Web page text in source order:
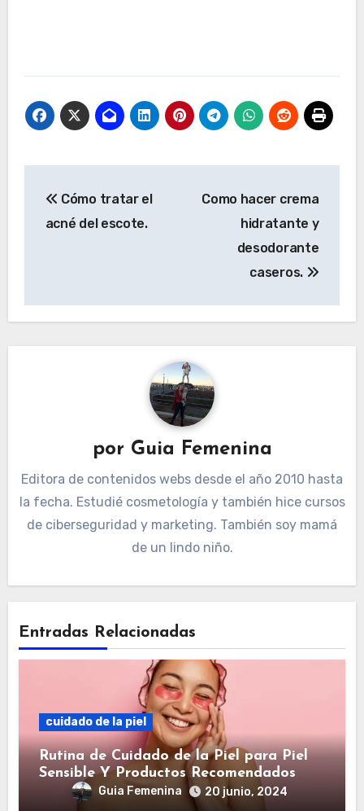
de
Cómo tratar el
acné del escote.
Como hacer crema
hidratante y
desodorante
caseros.
por Guia Femenina
Editora de contenidos webs desde el año 2010 hasta
la fecha. Estudié cosmetología y también hice cursos
de ciberseguridad y marketing. También soy mamá
de un lindo niño.
Entradas Relacionadas
cuidado de la piel
Rutina de Cuidado de la Piel para Piel
Sensible Y Productos Recomendados
Guia Femenina 20 junio, 2024